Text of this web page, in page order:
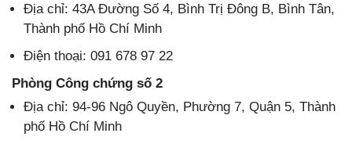
Địa chỉ: 43A Đường Số 4, Bình Trị Đông B, Bình Tân,
Thành phố Hồ Chí Minh
Điện thoại: 091 678 97 22
Phòng Công chứng số 2
Địa chỉ: 94-96 Ngô Quyền, Phường 7, Quận 5, Thành
phố Hồ Chí Minh